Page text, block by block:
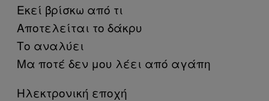
Εκεί βρίσκω από τι
Αποτελείται το δάκρυ
Το αναλύει
Μα ποτέ δεν μου λέει από αγάπη
Ηλεκτρονική εποχή